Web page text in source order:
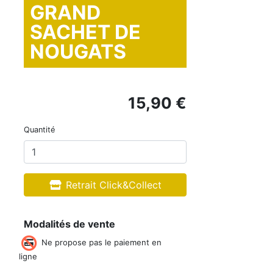
GRAND
SACHET DE
NOUGATS
15,90 €
Quantité
Retrait Click&Collect
Modalités de vente
Ne propose pas le paiement en
ligne